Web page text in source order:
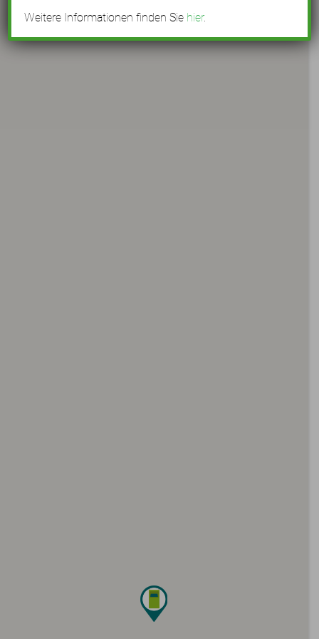
Weitere Informationen finden Sie hier.